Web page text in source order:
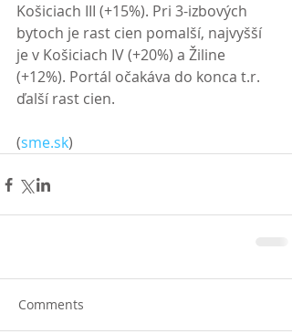
Košiciach III (+15%). Pri 3-izbových
bytoch je rast cien pomalší, najvyšší
je v Košiciach IV (+20%) a Žiline
(+12%). Portál očakáva do konca t.r.
ďalší rast cien.
(sme.sk)
Comments